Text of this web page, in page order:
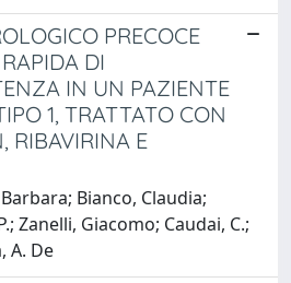
PRECOCE
DI
IN UN PAZIENTE
1, TRATTATO CON
RIBAVIRINA E
Bianco, Claudia;
Zanelli, Giacomo; Caudai, C.;
A. De